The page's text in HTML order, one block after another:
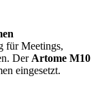
für Meetings,
Der Artome M10
eingesetzt.